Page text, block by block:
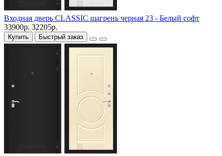
Входная дверь CLASSIC шагрень черная 23 - Белый софт
33900р. 32205р.
Купить Быстрый заказ